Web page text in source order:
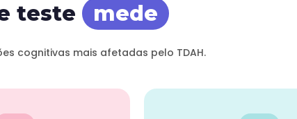
teste mede
cognitivas mais afetadas pelo TDAH.